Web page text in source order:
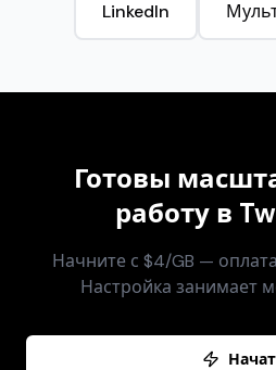
LinkedIn
Готовы
работу в
Начните с $4/GB —
Настройка занимает